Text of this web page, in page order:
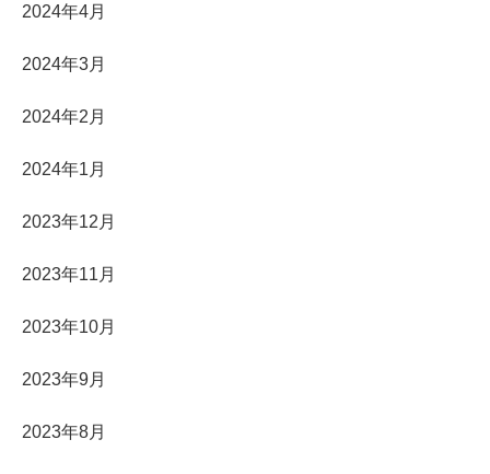
2024年4月
2024年3月
2024年2月
2024年1月
2023年12月
2023年11月
2023年10月
2023年9月
2023年8月